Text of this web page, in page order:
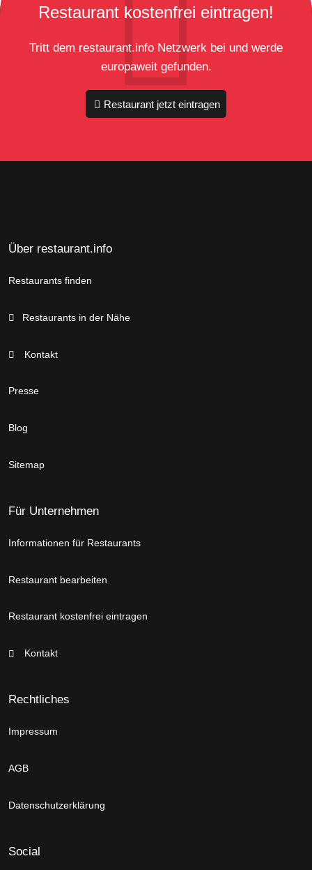
Restaurant kostenfrei eintragen!
Tritt dem restaurant.info Netzwerk bei und werde
europaweit gefunden.
Restaurant jetzt eintragen
Über restaurant.info
Restaurants finden
Restaurants in der Nähe
Kontakt
Presse
Blog
Sitemap
Für Unternehmen
Informationen für Restaurants
Restaurant bearbeiten
Restaurant kostenfrei eintragen
Kontakt
Rechtliches
Impressum
AGB
Datenschutzerklärung
Social